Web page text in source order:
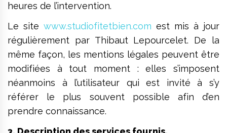
heures de l’intervention.
Le site www.studiofitetbien.com est mis à jour
régulièrement par Thibaut Lepourcelet. De la
même façon, les mentions légales peuvent être
modifiées à tout moment : elles s’imposent
néanmoins à l’utilisateur qui est invité à s’y
référer le plus souvent possible afin d’en
prendre connaissance.